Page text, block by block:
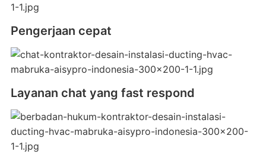
Pengerjaan cepat
Layanan chat yang fast respond